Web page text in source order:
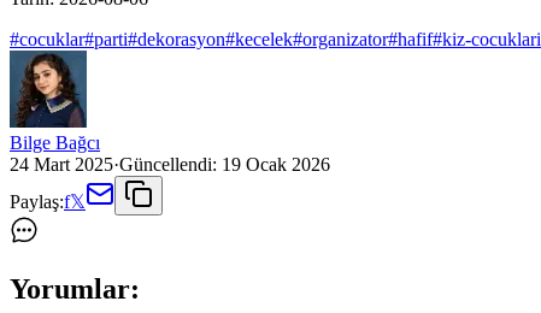
#cocuklar#parti#dekorasyon#kecelek#organizator#hafif#kiz-cocuklari
Bilge Bağcı
24 Mart 2025·Güncellendi: 19 Ocak 2026
Paylaş:f𝕏
Yorumlar: